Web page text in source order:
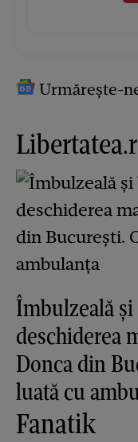
Urmărește-
Îmbulzeală
deschiderea
Donca din
luată cu
Fanatik